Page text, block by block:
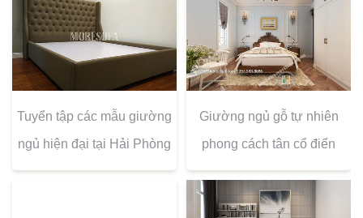
Tuyển tập các mẫu giường
ngủ hiện đại tại Hải Phòng
Giường ngủ gỗ tự nhiên
phong cách tân cổ điển